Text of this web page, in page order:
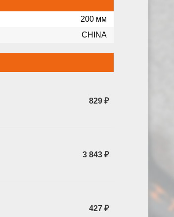
200 мм
CHINA
829 ₽
3 843 ₽
427 ₽